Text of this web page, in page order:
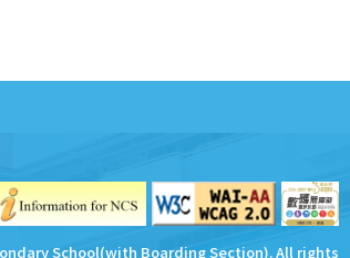
School(with Boarding Section). All rights